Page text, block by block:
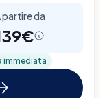
partire da
immediata